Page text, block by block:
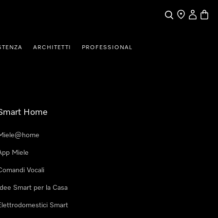
CercaRicerca
Il mio
ARCHITETTI PROFESSIONAL
Home
Miele
Vocali
Smart per la Casa
Smart